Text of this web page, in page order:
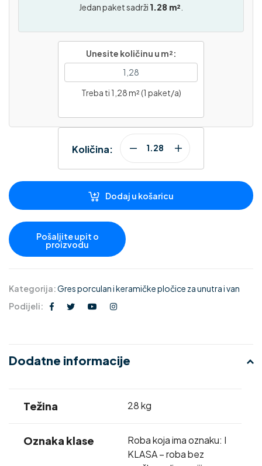
Jedan paket sadrži 1.28 m²
Unesite količinu u m²:
Treba ti 1,28 m² (1 paket/a)
Količina:
Dodaj u košaricu
Kategorija:Gres porculan i keramičke pločice za unutra i van
Podijeli:
Dodatne informacije
Težina 28 kg
Oznaka klase
Roba koja ima oznaku: I
KLASA – roba bez